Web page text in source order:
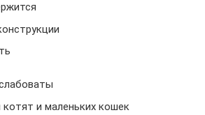
котят и маленьких кошек